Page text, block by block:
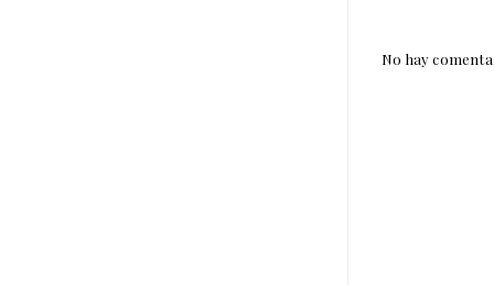
No hay